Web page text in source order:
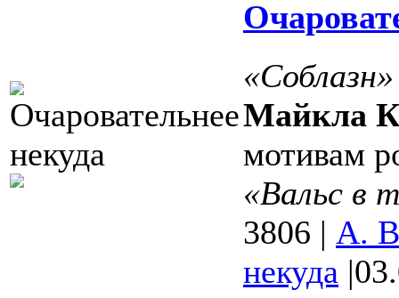
Майкла
мотивам
«Вальс в
3806 | А.
некуда |